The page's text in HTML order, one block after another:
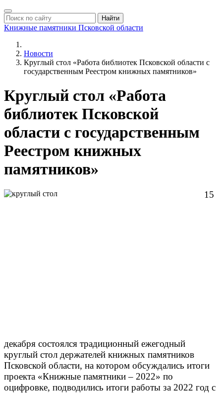
Найти
Книжные памятники Псковской области
Новости
Круглый стол «Работа библиотек Псковской области с
государственным Реестром книжных памятников»
Круглый стол «Работа
библиотек Псковской
области с государственным
Реестром книжных
памятников»
15
декабря состоялся традиционный ежегодный
круглый стол держателей книжных памятников
Псковской области, на котором обсуждались итоги
проекта «Книжные памятники – 2022» по
оцифровке, подводились итоги работы за 2022 год с